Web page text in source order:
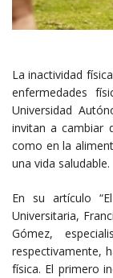
La inactividad
enfermedades
Universidad
invitan a cambiar
como en la
una vida saludable.
En su artículo
Universitaria,
Gómez,
respectivamente,
física. El primero